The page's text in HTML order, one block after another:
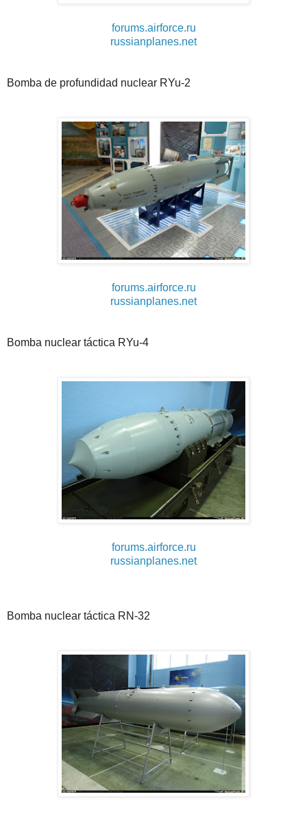
forums.airforce.ru
russianplanes.net
Bomba de profundidad nuclear RYu-2
forums.airforce.ru
russianplanes.net
Bomba nuclear táctica RYu-4
forums.airforce.ru
russianplanes.net
Bomba nuclear táctica RN-32